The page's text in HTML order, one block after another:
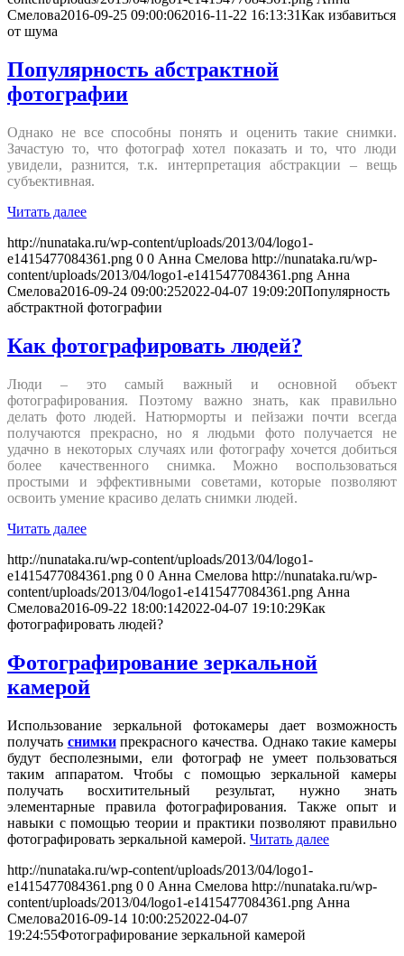
Смелова2016-09-25 09:00:062016-11-22 16:13:31Как избавиться
от шума
Популярность абстрактной
фотографии
Однако не все способны понять и оценить такие снимки.
Зачастую то, что фотограф хотел показать и то, что люди
увидели, разнится, т.к. интерпретация абстракции – вещь
субъективная.
Читать далее
http://nunataka.ru/wp-content/uploads/2013/04/logo1-
e1415477084361.png 0 0 Анна Смелова http://nunataka.ru/wp-
content/uploads/2013/04/logo1-e1415477084361.png Анна
Смелова2016-09-24 09:00:252022-04-07 19:09:20Популярность
абстрактной фотографии
Как фотографировать людей?
Люди – это самый важный и основной объект
фотографирования. Поэтому важно знать, как правильно
делать фото людей. Натюрморты и пейзажи почти всегда
получаются прекрасно, но я людьми фото получается не
удачно в некоторых случаях или фотографу хочется добиться
более качественного снимка. Можно воспользоваться
простыми и эффективными советами, которые позволяют
освоить умение красиво делать снимки людей.
Читать далее
http://nunataka.ru/wp-content/uploads/2013/04/logo1-
e1415477084361.png 0 0 Анна Смелова http://nunataka.ru/wp-
content/uploads/2013/04/logo1-e1415477084361.png Анна
Смелова2016-09-22 18:00:142022-04-07 19:10:29Как
фотографировать людей?
Фотографирование зеркальной
камерой
Использование зеркальной фотокамеры дает возможность
получать снимкипрекрасного качества. Однако такие камеры
будут бесполезными, ели фотограф не умеет пользоваться
таким аппаратом. Чтобы с помощью зеркальной камеры
получать восхитительный результат, нужно знать
элементарные правила фотографирования. Также опыт и
навыки с помощью теории и практики позволяют правильно
фотографировать зеркальной камерой. Читать далее
http://nunataka.ru/wp-content/uploads/2013/04/logo1-
e1415477084361.png 0 0 Анна Смелова http://nunataka.ru/wp-
content/uploads/2013/04/logo1-e1415477084361.png Анна
Смелова2016-09-14 10:00:252022-04-07
19:24:55Фотографирование зеркальной камерой